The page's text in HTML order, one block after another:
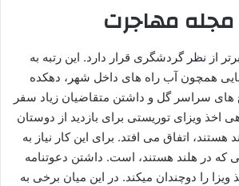
مجله مهاجرت
10 کشور برتر از نظر گردشگری قرار دارد. این رتبه به
همچون آب راه های داخل شهر، دهکده
های سراسر گل و داشتن متقاضیان زیاد سفر
اخذ ویزای توریستی برای بازدید از دوستان
هستند، اتفاق می افتد. برای این کار نیاز به
که در هلند هستند، است. داشتن دعوتنامه
را دوچندان میکند. در این میان برخی به